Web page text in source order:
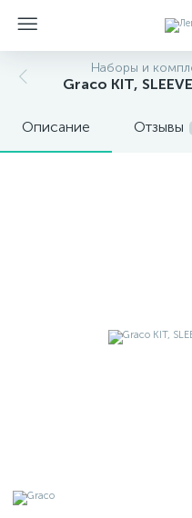
Наборы и
Graco KIT,
Описание Отзывы